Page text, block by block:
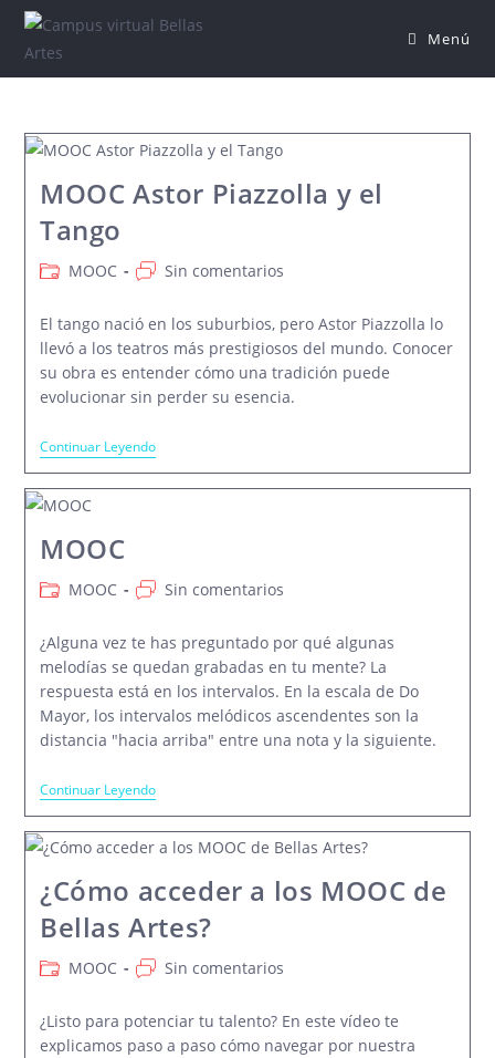
Saltar
Menú
MOOC Astor Piazzolla y el
Tango
Categoría
la
entrada:
MOOC
Comentarios
la
entrada:
Sin comentarios
El tango nació en los suburbios, pero Astor Piazzolla lo
llevó a los teatros más prestigiosos del mundo. Conocer
su obra es entender cómo una tradición puede
evolucionar sin perder su esencia.
Continuar LeyendoMOOC
Astor
MOOC
Categoría
la
entrada:
MOOC
Comentarios
la
entrada:
Sin comentarios
¿Alguna vez te has preguntado por qué algunas
melodías se quedan grabadas en tu mente? La
respuesta está en los intervalos. En la escala de Do
Mayor, los intervalos melódicos ascendentes son la
distancia "hacia arriba" entre una nota y la siguiente.
Continuar LeyendoMOOC
¿Cómo acceder a los MOOC de
Bellas Artes?
Categoría
la
entrada:
MOOC
Comentarios
la
Sin comentarios
¿Listo para potenciar tu talento? En este vídeo te
explicamos paso a paso cómo navegar por nuestra